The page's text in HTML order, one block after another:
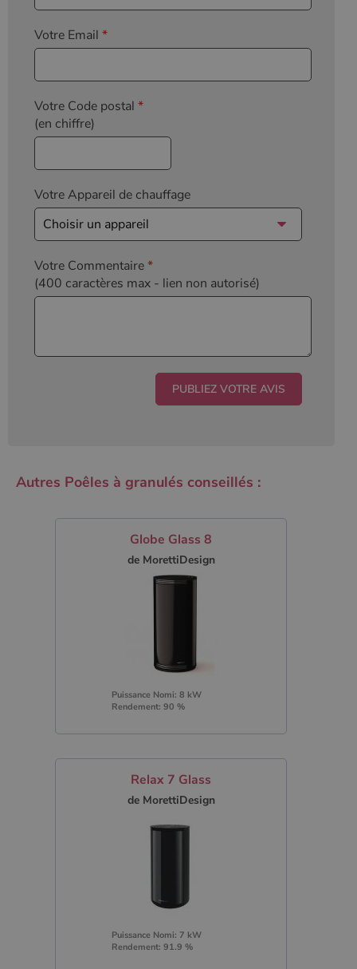
Votre Email *
Votre Code postal *
(en chiffre)
Votre Appareil de chauffage
Votre Commentaire*
(400 caractères max - lien non autorisé)
Autres Poêles à granulés conseillés :
Globe Glass 8
de MorettiDesign
Puissance Nomi: 8 kW
Rendement: 90 %
Relax 7 Glass
de MorettiDesign
Puissance Nomi: 7 kW
Rendement: 91.9 %
l'état de la